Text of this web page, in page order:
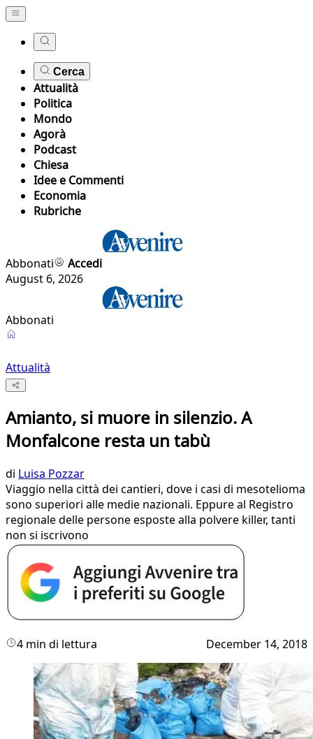
Cerca
Attualità
Politica
Mondo
Agorà
Podcast
Chiesa
Idee e Commenti
Economia
Rubriche
Abbonati
Accedi
August 6, 2026
Abbonati
Attualità
Amianto, si muore in silenzio. A
Monfalcone resta un tabù
di Luisa Pozzar
Viaggio nella città dei cantieri, dove i casi di mesotelioma
sono superiori alle medie nazionali. Eppure al Registro
regionale delle persone esposte alla polvere killer, tanti
non si iscrivono
4 min di lettura December 14, 2018